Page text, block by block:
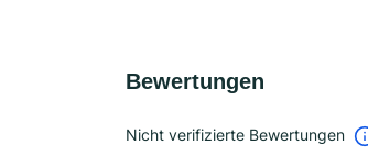
Bewertungen
Nicht verifizierte Bewertungen